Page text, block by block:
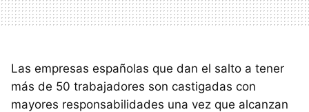
Las empresas españolas que dan el salto a tener
más de 50 trabajadores son castigadas con
mayores responsabilidades una vez que alcanzan